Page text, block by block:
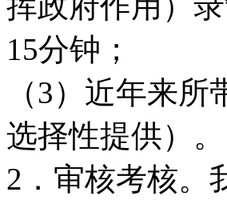
15分钟；
（3）近年来
选择性提供）。
2．审核考核。